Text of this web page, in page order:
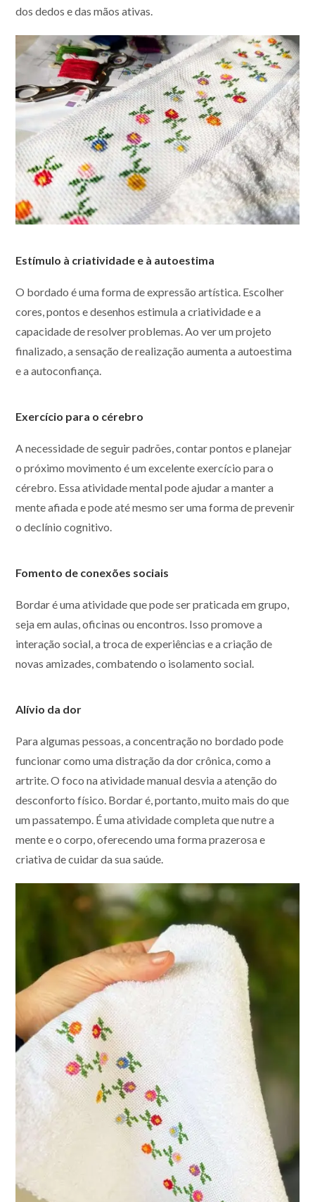
dos dedos e das mãos ativas.
Estímulo à criatividade e à autoestima
O bordado é uma forma de expressão artística. Escolher
cores, pontos e desenhos estimula a criatividade e a
capacidade de resolver problemas. Ao ver um projeto
finalizado, a sensação de realização aumenta a autoestima
e a autoconfiança.
Exercício para o cérebro
A necessidade de seguir padrões, contar pontos e planejar
o próximo movimento é um excelente exercício para o
cérebro. Essa atividade mental pode ajudar a manter a
mente afiada e pode até mesmo ser uma forma de prevenir
o declínio cognitivo.
Fomento de conexões sociais
Bordar é uma atividade que pode ser praticada em grupo,
seja em aulas, oficinas ou encontros. Isso promove a
interação social, a troca de experiências e a criação de
novas amizades, combatendo o isolamento social.
Alívio da dor
Para algumas pessoas, a concentração no bordado pode
funcionar como uma distração da dor crônica, como a
artrite. O foco na atividade manual desvia a atenção do
desconforto físico. Bordar é, portanto, muito mais do que
um passatempo. É uma atividade completa que nutre a
mente e o corpo, oferecendo uma forma prazerosa e
criativa de cuidar da sua saúde.